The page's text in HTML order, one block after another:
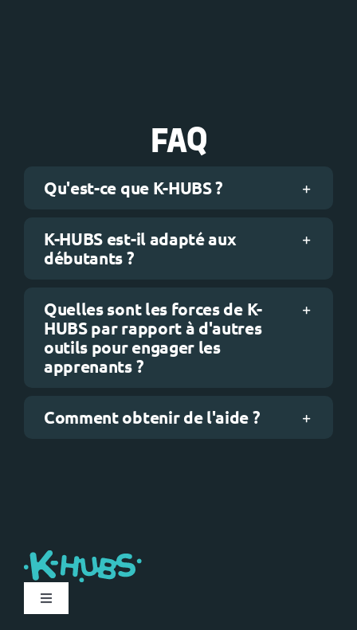
FAQ
Qu'est-ce que K-HUBS ?
K-HUBS est-il adapté aux
débutants ?
Quelles sont les forces de K-
HUBS par rapport à d'autres
outils pour engager les
apprenants ?
Comment obtenir de l'aide ?
Toggle